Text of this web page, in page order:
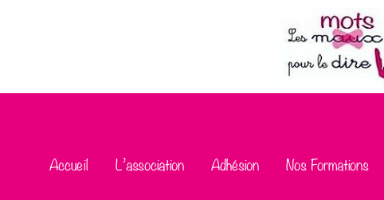
Accueil L’association Adhésion Nos Formations